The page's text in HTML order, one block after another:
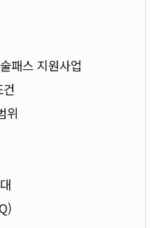
패스 지원사업
위